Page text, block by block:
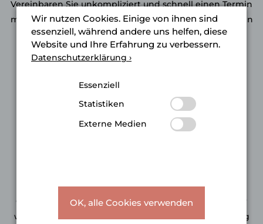
Vereinbaren Sie unkompliziert und schnell einen Termin
mit Ihrem zuständigen Fachhändler oder fordern Sie ein
unverbindliches Angebot an.
+43 6244 8554 50
Jetzt anrufen ›
Geben Sie uns Ihre Projekt Eckdaten bekannt und wir
werden uns schnellstmöglich mit Ihnen in Verbindung
Wir nutzen Cookies. Einige von ihnen sind
essenziell, während andere uns helfen, diese
Website und Ihre Erfahrung zu verbessern.
Datenschutzerklärung ›
OK, alle Cookies verwenden
Essenziell
Statistiken
Externe Medien